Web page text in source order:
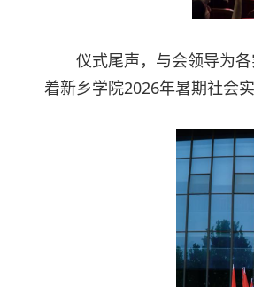
仪式尾声，与会领导为
着新乡学院2026年暑期社会实